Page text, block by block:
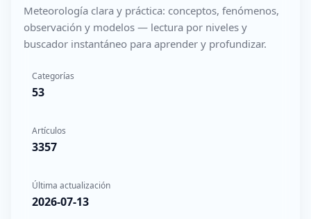
Meteorología clara y práctica: conceptos, fenómenos,
observación y modelos — lectura por niveles y
buscador instantáneo para aprender y profundizar.
Categorías
53
Artículos
3357
Última actualización
2026-07-13